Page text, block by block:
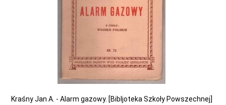
Kraśny Jan A. - Alarm gazowy. [Bibljoteka Szkoły Powszechnej]